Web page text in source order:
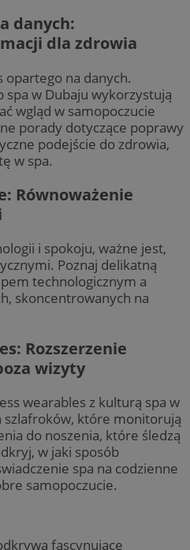
danych:
dla zdrowia
opartego na danych.
spa w Dubaju wykorzystują
wgląd w samopoczucie
porady dotyczące poprawy
podejście do zdrowia,
w spa.
Równoważenie
i spokoju, ważne jest,
Poznaj delikatną
technologicznym a
skoncentrowanych na
Rozszerzenie
wizyty
wearables z kulturą spa w
szlafroków, które monitorują
do noszenia, które śledzą
w jaki sposób
spa na codzienne
samopoczucie.
fascynujące